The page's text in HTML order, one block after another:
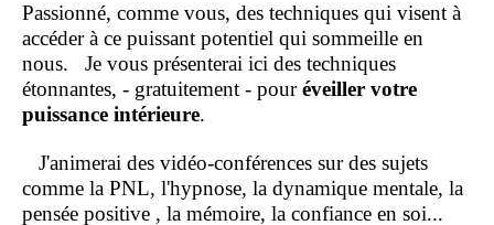
Passionné, comme vous, des techniques qui visent à
accéder à ce puissant potentiel qui sommeille en
nous. Je vous présenterai ici des techniques
étonnantes, - gratuitement - pouréveiller votre
puissance intérieure.
J'animerai des vidéo-conférences sur des sujets
comme la PNL, l'hypnose, la dynamique mentale, la
pensée positive , la mémoire, la confiance en soi...